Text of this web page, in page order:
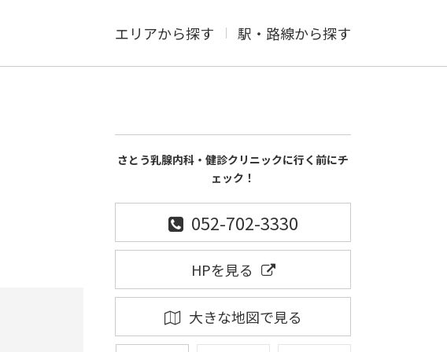
エリアから探す 駅・路線から探す
さとう乳腺内科・健診クリニックに行く前にチ
ェック！
052-702-3330
HPを見る
大きな地図で見る